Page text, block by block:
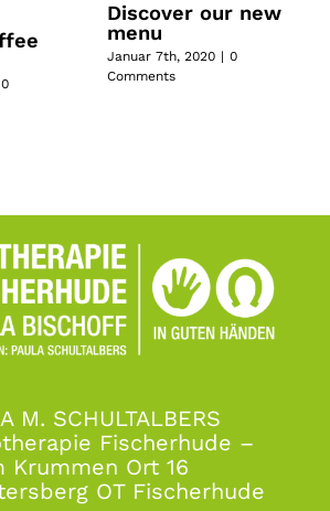
0
Discover our new
menu
Januar 7th, 2020 | 0
Comments
M. SCHULTALBERS
Fischerhude –
Krummen Ort 16
OT Fischerhude